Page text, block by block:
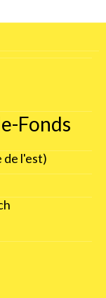
Fonds
de l'est)